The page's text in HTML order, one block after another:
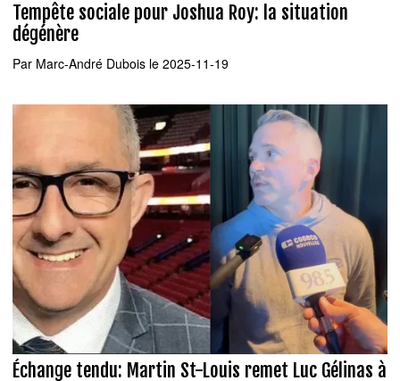
Tempête sociale pour Joshua Roy: la situation
dégénère
Par Marc-André Dubois le 2025-11-19
Échange tendu: Martin St-Louis remet Luc Gélinas à